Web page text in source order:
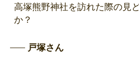
高塚熊野神社を訪れた際の見
か？
戸塚さん